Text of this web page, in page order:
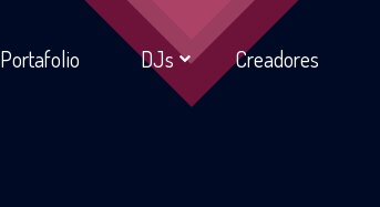
Portafolio DJs Creadores